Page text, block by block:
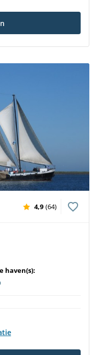
4,9 (64)
haven(s):